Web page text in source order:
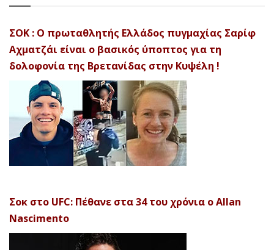
ΣΟΚ : Ο πρωταθλητής Ελλάδος πυγμαχίας Σαρίφ
Αχματζάι είναι ο βασικός ύποπτος για τη
δολοφονία της Βρετανίδας στην Κυψέλη !
Σοκ στο UFC: Πέθανε στα 34 του χρόνια ο Allan
Nascimento